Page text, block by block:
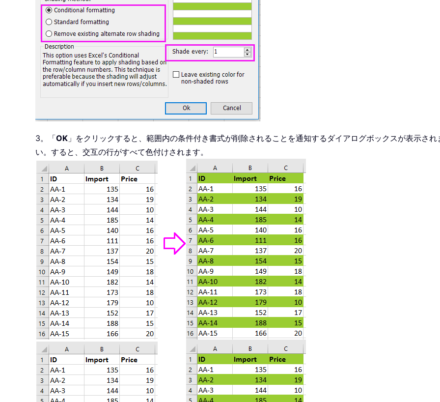
3。「OK 」をクリックすると、範囲内の条件付き書式が削除されることを通知するダイアログボックスが表示され
い。すると、交互の行がすべて色付けされます。